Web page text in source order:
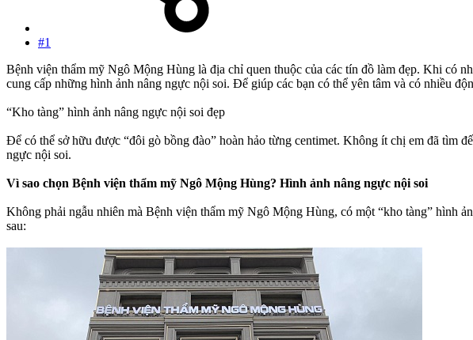
#1
Bệnh viện thẩm mỹ Ngô Mộng Hùng là địa chỉ quen thuộc của các tín đồ làm đẹp. Khi có
cung cấp những hình ảnh nâng ngực nội soi. Để giúp các bạn có thể yên tâm và có nhiều
“Kho tàng” hình ảnh nâng ngực nội soi đẹp
Để có thể sở hữu được “đôi gò bồng đào” hoàn hảo từng centimet. Không ít chị em đã tìm
ngực nội soi.
Vì sao chọn Bệnh viện thẩm mỹ Ngô Mộng Hùng? Hình ảnh nâng ngực nội soi
Không phải ngẫu nhiên mà Bệnh viện thẩm mỹ Ngô Mộng Hùng, có một “kho tàng” hình
sau: